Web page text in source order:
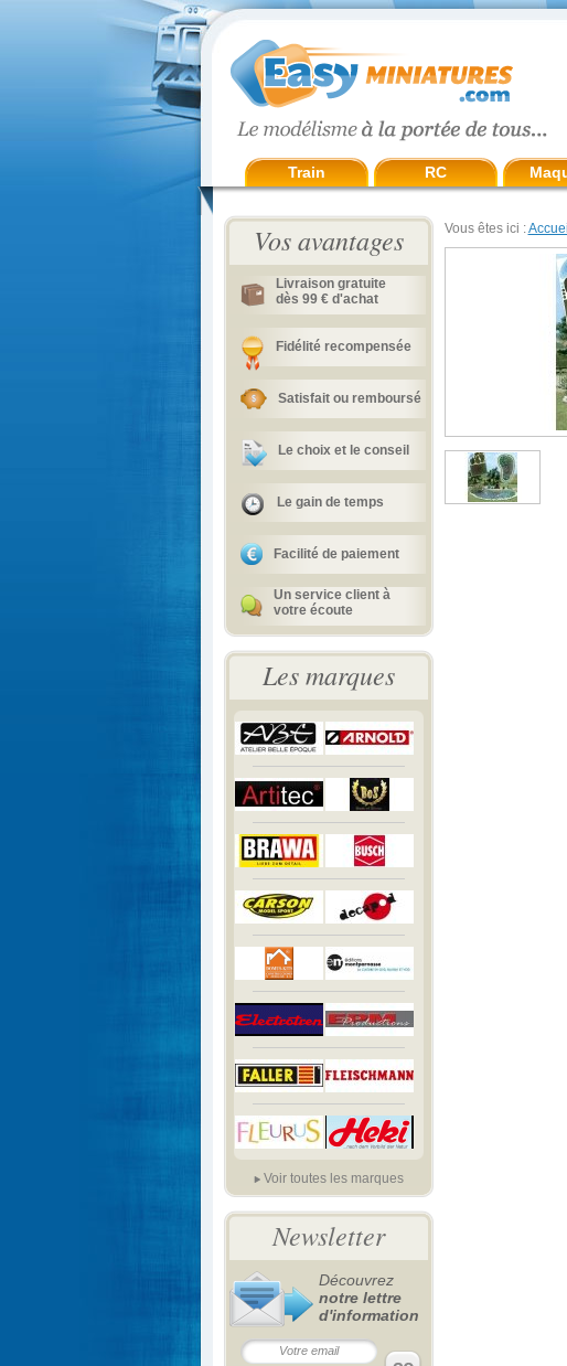
Train RC
Vos avantages
Livraison gratuite
dès 99 € d'achat
Fidélité recompensée
Satisfait ou remboursé
Le choix et le conseil
Le gain de temps
Facilité de paiement
Un service client à
votre écoute
Les marques
Voir toutes les marques
Newsletter
Découvrez
notre lettre
d'information
Vous êtes ici :Accueil